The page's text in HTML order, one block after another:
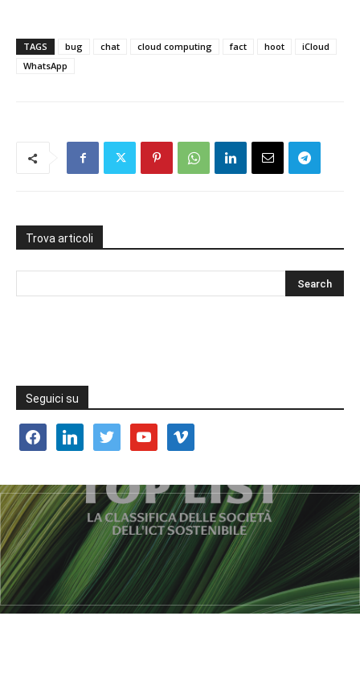
TAGS bug chat cloud computing fact hoot
iCloud
WhatsApp
Trova articoli
Seguici su
facebooklinkedin twitter youtube vimeo